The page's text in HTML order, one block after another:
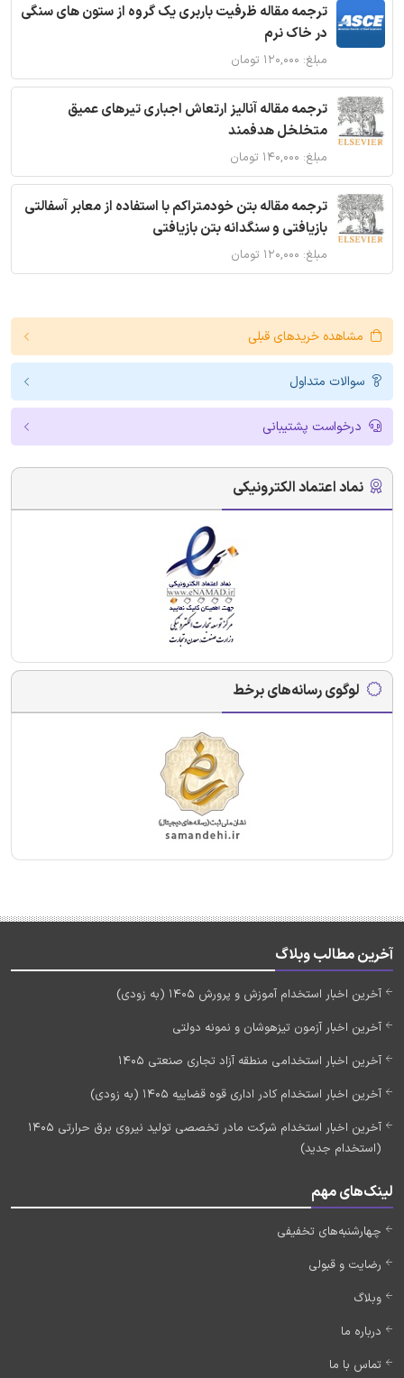
ترجمه مقاله ظرفیت باربری یک گروه از ستون های سنگی
در خاک نرم
مبلغ: ۱۲۰,۰۰۰ تومان
ترجمه مقاله آنالیز ارتعاش اجباری تیرهای عمیق
متخلخل هدفمند
مبلغ: ۱۴۰,۰۰۰ تومان
ترجمه مقاله بتن خودمتراکم با استفاده از معابر آسفالتی
بازیافتی و سنگدانه بتن بازیافتی
مبلغ: ۱۲۰,۰۰۰ تومان
مشاهده خریدهای قبلی
سوالات متداول
درخواست پشتیبانی
نماد اعتماد الکترونیکی
لوگوی رسانه‌های برخط
آخرین مطالب وبلاگ
آخرین اخبار استخدام آموزش و پرورش 1405 (به زودی)
آخرین اخبار آزمون تیزهوشان و نمونه دولتی
آخرین اخبار استخدامی منطقه آزاد تجاری صنعتی 1405
آخرین اخبار استخدام کادر اداری قوه قضاییه 1405 (به زودی)
آخرین اخبار استخدام شرکت مادر تخصصی تولید نیروی برق حرارتی 1405
(استخدام جدید)
لینک‌های مهم
چهارشنبه‌های تخفیفی
رضایت و قبولی
وبلاگ
درباره ما
تماس با ما